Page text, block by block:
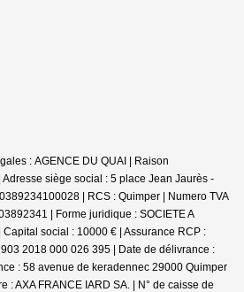
: AGENCE DU QUAI | Raison
siège social : 5 place Jean Jaurès -
| RCS : Quimper | Numero TVA
| Forme juridique : SOCIETE A
Capital social : 10000 € | Assurance RCP :
2018 000 026 395 | Date de délivrance :
: 58 avenue de keradennec 29000 Quimper
: AXA FRANCE IARD SA. | N° de caisse de